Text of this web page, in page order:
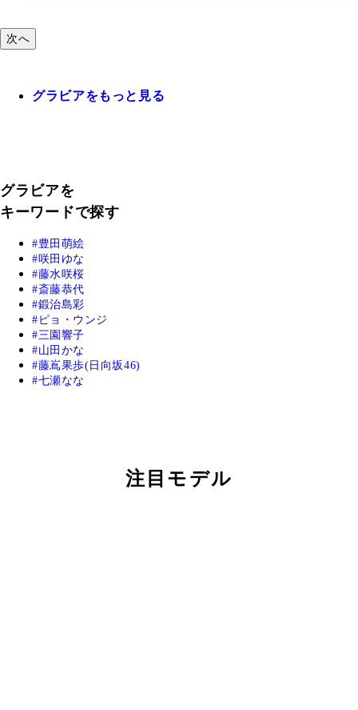
次へ
グラビアをもっと見る
グラビアを
キーワードで探す
豊田萌絵
咲田ゆな
藤水咲桜
斎藤恭代
鍛治島彩
ピョ・ウンジ
三園響子
山田かな
藤嶌果歩(日向坂46)
七瀬なな
注目モデル